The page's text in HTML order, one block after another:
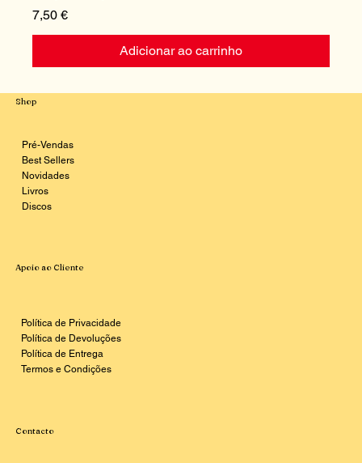
Preço
7,50 €
Adicionar ao carrinho
Shop
Pré-Vendas
Best Sellers
Novidades
Livros
Discos
Apoio ao Cliente
Política de Privacidade
Política de Devoluções
Política de Entrega
Termos e Condições
Contacto